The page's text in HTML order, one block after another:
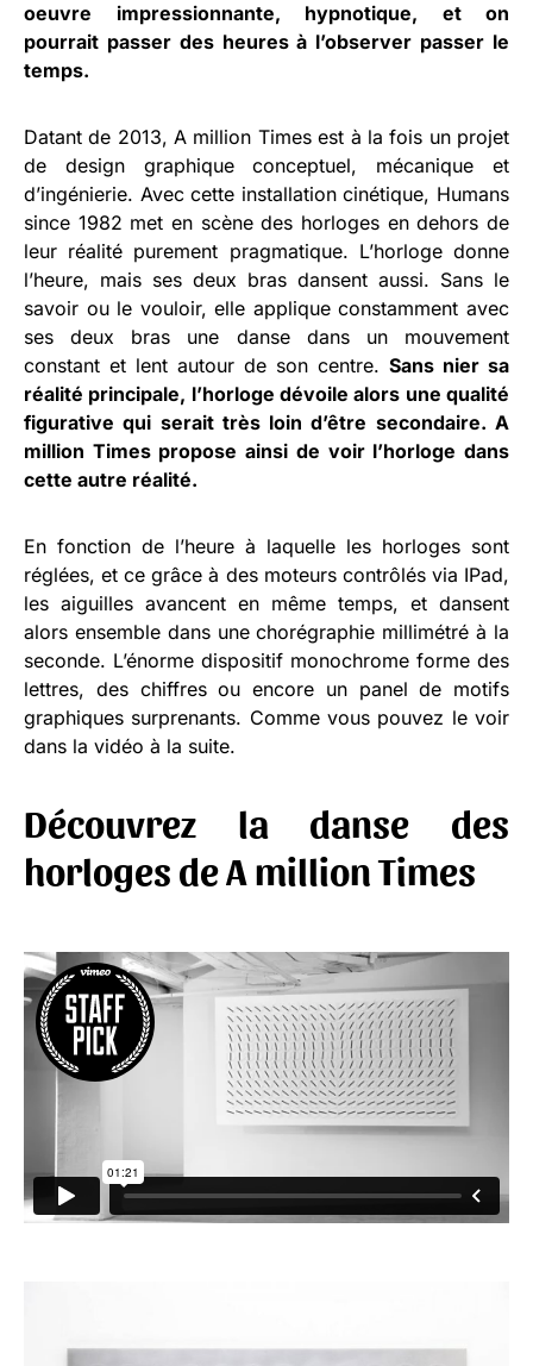
oeuvre impressionnante, hypnotique, et on
pourrait passer des heures à l’observer passer le
temps.
Datant de 2013, A million Times est à la fois un projet
de design graphique conceptuel, mécanique et
d’ingénierie. Avec cette installation cinétique, Humans
since 1982 met en scène des horloges en dehors de
leur réalité purement pragmatique. L’horloge donne
l’heure, mais ses deux bras dansent aussi. Sans le
savoir ou le vouloir, elle applique constamment avec
ses deux bras une danse dans un mouvement
constant et lent autour de son centre. Sans nier sa
réalité principale, l’horloge dévoile alors une qualité
figurative qui serait très loin d’être secondaire. A
million Times propose ainsi de voir l’horloge dans
cette autre réalité.
En fonction de l’heure à laquelle les horloges sont
réglées, et ce grâce à des moteurs contrôlés via IPad,
les aiguilles avancent en même temps, et dansent
alors ensemble dans une chorégraphie millimétré à la
seconde. L’énorme dispositif monochrome forme des
lettres, des chiffres ou encore un panel de motifs
graphiques surprenants. Comme vous pouvez le voir
dans la vidéo à la suite.
Découvrez la danse des
horloges de A million Times